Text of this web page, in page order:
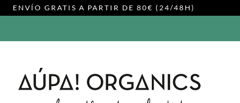
ENVÍO GRATIS A PARTIR DE 80€ (24/48H)